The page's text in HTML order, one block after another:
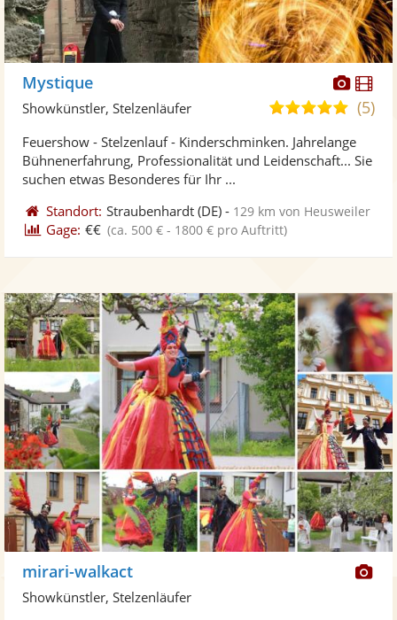
Fotos
Mystique
5,0
5
(5)
Showkünstler, Stelzenläufer
Feuershow - Stelzenlauf - Kinderschminken. Jahrelange
Bühnenerfahrung, Professionalität und Leidenschaft... Sie
suchen etwas Besonderes für Ihr ...
Standort: Straubenhardt (DE) - 129 km von Heusweiler
Gage: €€ (ca. 500 € - 1800 € pro Auftritt)
mirari-walkact
Showkünstler, Stelzenläufer